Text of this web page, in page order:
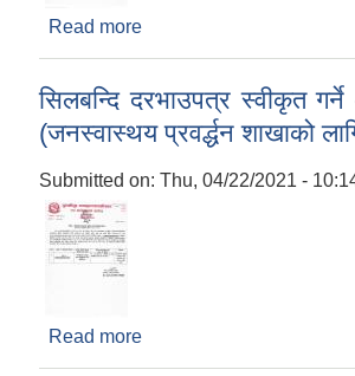
Read more
सिलबन्दि दरभाउपत्र स्वीकृत
(जनस्वास्थय प्रवर्द्धन शाखाको
Submitted on: Thu, 04/22/2021 -
Read more